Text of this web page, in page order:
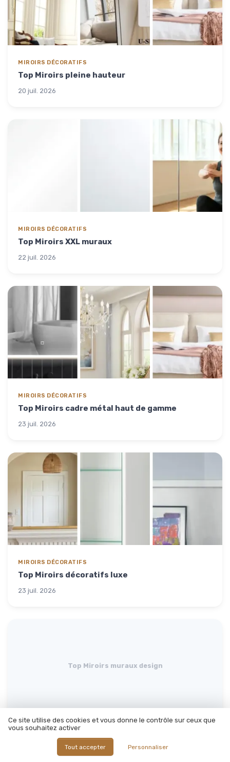
MIROIRS DÉCORATIFS
Top Miroirs pleine hauteur
20 juil. 2026
MIROIRS DÉCORATIFS
Top Miroirs XXL muraux
22 juil. 2026
MIROIRS DÉCORATIFS
Top Miroirs cadre métal haut de gamme
23 juil. 2026
MIROIRS DÉCORATIFS
Top Miroirs décoratifs luxe
23 juil. 2026
Top Miroirs muraux design
MIROIRS DÉCORATIFS
Top Miroirs muraux design
Ce site utilise des cookies et vous donne le contrôle sur ceux que
vous souhaitez activer
Tout accepter Personnaliser